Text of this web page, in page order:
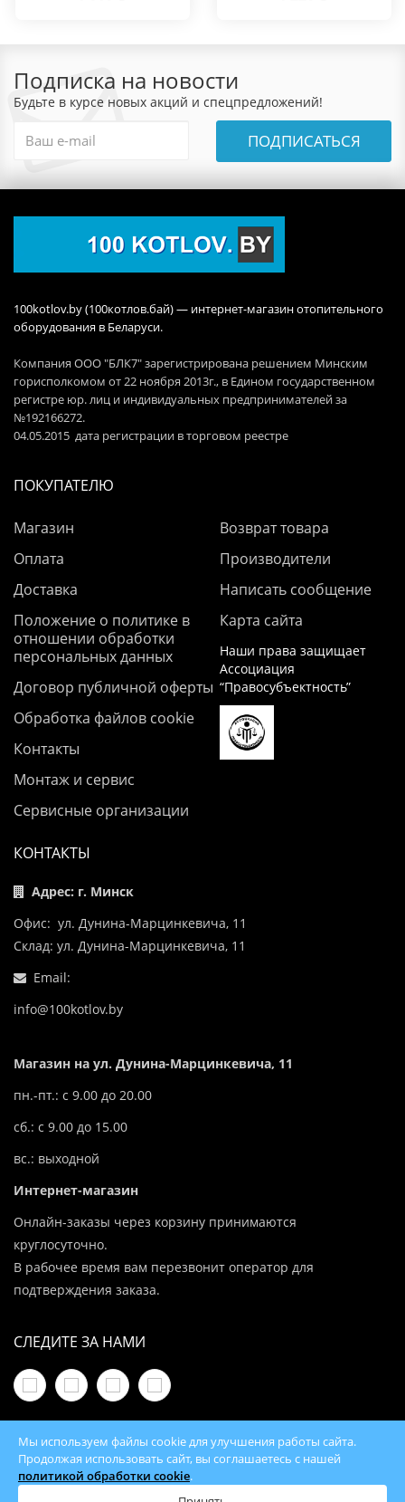
Подписка на новости
Будьте в курсе новых акций и спецпредложений!
ПОДПИСАТЬСЯ
100kotlov.by (100котлов.бай) — интернет-магазин отопительного
оборудования в Беларуси.
Компания ООО "БЛК7" зарегистрирована решением Минским
горисполкомом от 22 ноября 2013г., в Едином государственном
регистре юр. лиц и индивидуальных предпринимателей за
№192166272.
04.05.2015 дата регистрации в торговом реестре
ПОКУПАТЕЛЮ
Магазин
Оплата
Доставка
Положение о политике в
отношении обработки
персональных данных
Договор публичной оферты
Обработка файлов cookie
Контакты
Монтаж и сервис
Сервисные организации
Возврат товара
Производители
Написать сообщение
Карта сайта
Наши права защищает
Ассоциация
“Правосубъектность”
КОНТАКТЫ
Адрес: г. Минск
Офис: ул. Дунина-Марцинкевича, 11
Склад: ул. Дунина-Марцинкевича, 11
Email:
info@100kotlov.by
Магазин на ул. Дунина-Марцинкевича, 11
пн.-пт.: с 9.00 до 20.00
сб.: с 9.00 до 15.00
вс.: выходной
Интернет-магазин
Онлайн-заказы через корзину принимаются
круглосуточно.
В рабочее время вам перезвонит оператор для
подтверждения заказа.
СЛЕДИТЕ ЗА НАМИ
© 2026 100Kotlov.by — продажа отопительного
Мы используем файлы cookie для улучшения работы сайта.
Продолжая использовать сайт, вы соглашаетесь с нашей
политикой обработки cookie.